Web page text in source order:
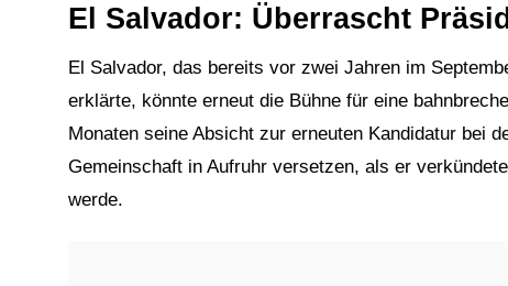
El Salvador: Überrascht
El Salvador, das bereits vor zwei Jahren im
erklärte, könnte erneut die Bühne für eine
Monaten seine Absicht zur erneuten Kandidatur bei
Gemeinschaft in Aufruhr versetzen, als er
werde.